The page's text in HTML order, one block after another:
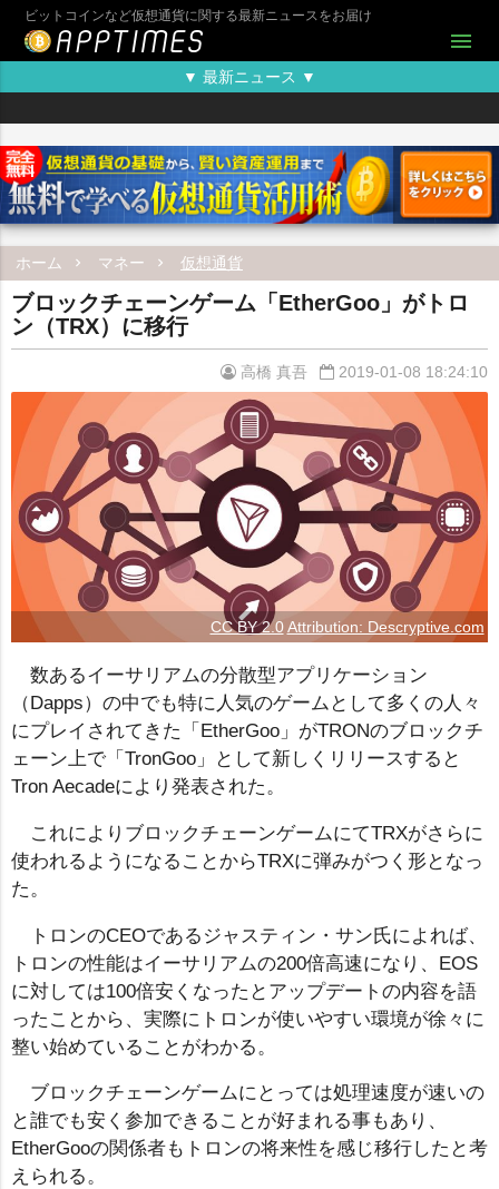
ビットコインなど仮想通貨に関する最新ニュースをお届け
menu
▼ 最新ニュース ▼
ホーム マネー 仮想通貨
ブロックチェーンゲーム「EtherGoo」がトロ
ン（TRX）に移行
高橋 真吾 2019-01-08 18:24:10
CC BY 2.0 Attribution: Descryptive.com
数あるイーサリアムの分散型アプリケーション
（Dapps）の中でも特に人気のゲームとして多くの人々
にプレイされてきた「EtherGoo」がTRONのブロックチ
ェーン上で「TronGoo」として新しくリリースすると
Tron Aecadeにより発表された。
これによりブロックチェーンゲームにてTRXがさらに
使われるようになることからTRXに弾みがつく形となっ
た。
トロンのCEOであるジャスティン・サン氏によれば、
トロンの性能はイーサリアムの200倍高速になり、EOS
に対しては100倍安くなったとアップデートの内容を語
ったことから、実際にトロンが使いやすい環境が徐々に
整い始めていることがわかる。
ブロックチェーンゲームにとっては処理速度が速いの
と誰でも安く参加できることが好まれる事もあり、
EtherGooの関係者もトロンの将来性を感じ移行したと考
えられる。